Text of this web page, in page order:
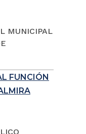
MUNICIPAL
FUNCIÓN